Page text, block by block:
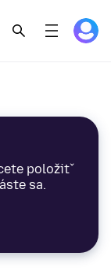
položiť
sa.